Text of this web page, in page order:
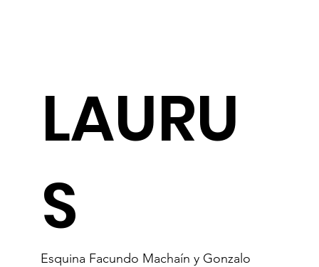
LAURU
S
Esquina Facundo Machaín y Gonzalo